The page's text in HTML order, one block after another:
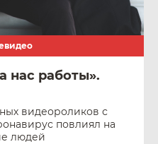
нас работы».
видеороликов с
повлиял на
людей